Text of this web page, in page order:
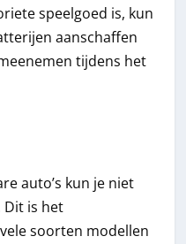
speelgoed is, kun
aanschaffen
tijdens het
auto’s kun je niet
Dit is het
soorten modellen